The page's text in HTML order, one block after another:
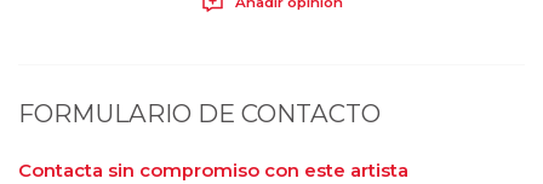
FORMULARIO DE CONTACTO
Contacta sin compromiso con este artista